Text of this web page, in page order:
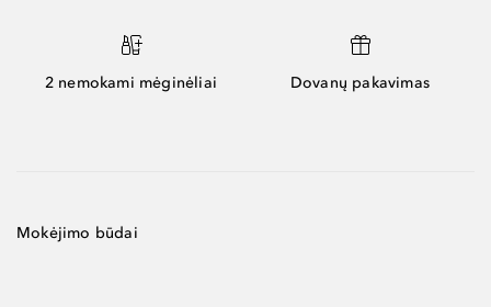
2 nemokami mėginėliai Dovanų pakavimas
Mokėjimo būdai